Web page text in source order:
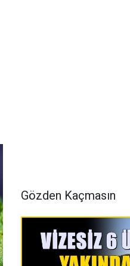
Gözden Kaçmasın